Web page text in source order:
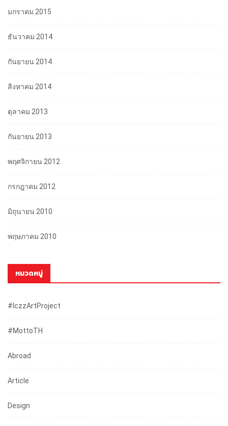
มกราคม 2015
ธันวาคม 2014
กันยายน 2014
สิงหาคม 2014
ตุลาคม 2013
กันยายน 2013
พฤศจิกายน 2012
กรกฎาคม 2012
มิถุนายน 2010
พฤษภาคม 2010
หมวดหมู่
#iczzArtProject
#mottoTH
Abroad
Article
Design